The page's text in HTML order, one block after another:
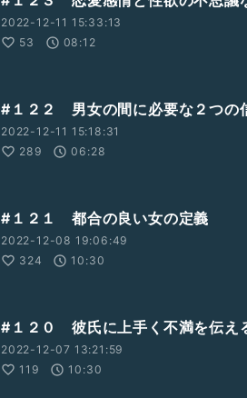
2022-12-11 15:33:13
53
08:12
#１２２ 男女の間に必要な２つの
2022-12-11 15:18:31
289
06:28
#１２１ 都合の良い女の定義
2022-12-08 19:06:49
324
10:30
#１２０ 彼氏に上手く不満を伝え
2022-12-07 13:21:59
119
10:30